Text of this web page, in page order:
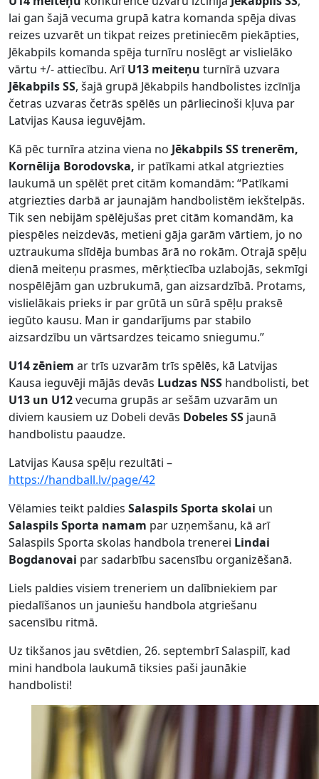
lai gan šajā vecuma grupā katra komanda spēja divas
reizes uzvarēt un tikpat reizes pretiniecēm piekāpties,
Jēkabpils komanda spēja turnīru noslēgt ar vislielāko
vārtu +/- attiecību. ArīU13 meiteņu turnīrā uzvara
Jēkabpils SS, šajā grupā Jēkabpils handbolistes izcīnīja
četras uzvaras četrās spēlēs un pārliecinoši kļuva par
Latvijas Kausa ieguvējām.
Kā pēc turnīra atzina viena no Jēkabpils SS trenerēm,
Kornēlija Borodovska, ir patīkami atkal atgriezties
laukumā un spēlēt pret citām komandām: “Patīkami
atgriezties darbā ar jaunajām handbolistēm iekštelpās.
Tik sen nebijām spēlējušas pret citām komandām, ka
piespēles neizdevās, metieni gāja garām vārtiem, jo no
uztraukuma slīdēja bumbas ārā no rokām. Otrajā spēļu
dienā meiteņu prasmes, mērķtiecība uzlabojās, sekmīgi
nospēlējām gan uzbrukumā, gan aizsardzībā. Protams,
vislielākais prieks ir par grūtā un sūrā spēļu praksē
iegūto kausu. Man ir gandarījums par stabilo
aizsardzību un vārtsardzes teicamo sniegumu.”
U14 zēniem ar trīs uzvarām trīs spēlēs, kā Latvijas
Kausa ieguvēji mājās devās Ludzas NSS handbolisti, bet
U13 un U12vecuma grupās ar sešām uzvarām un
diviem kausiem uz Dobeli devās Dobeles SS jaunā
handbolistu paaudze.
Latvijas Kausa spēļu rezultāti –
https://handball.lv/page/42
Vēlamies teikt paldies Salaspils Sporta skolai un
Salaspils Sporta namam par uzņemšanu, kā arī
Salaspils Sporta skolas handbola trenerei Lindai
Bogdanovai par sadarbību sacensību organizēšanā.
Liels paldies visiem treneriem un dalībniekiem par
piedalīšanos un jauniešu handbola atgriešanu
sacensību ritmā.
Uz tikšanos jau svētdien, 26. septembrī Salaspilī, kad
mini handbola laukumā tiksies paši jaunākie
handbolisti!